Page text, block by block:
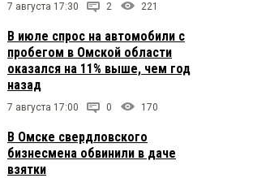
7 августа 17:30 2 221
В июле спрос на автомобили с
пробегом в Омской области
оказался на 11% выше, чем год
назад
7 августа 17:00 0 170
В Омске свердловского
бизнесмена обвинили в даче
взятки